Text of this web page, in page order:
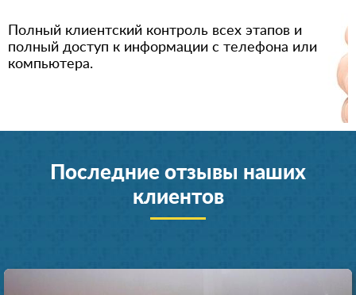
Полный клиентский контроль всех этапов и
полный доступ к информации с телефона или
компьютера.
Последние отзывы наших
клиентов